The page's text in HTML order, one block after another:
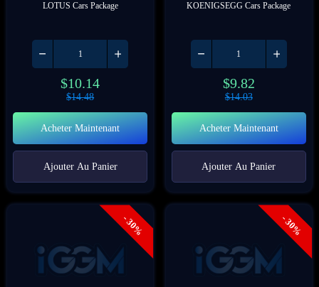
LOTUS Cars Package
$10.14
$14.48
Acheter Maintenant
Ajouter Au Panier
KOENIGSEGG Cars Package
$9.82
$14.03
Acheter Maintenant
Ajouter Au Panier
- 30% - 30%